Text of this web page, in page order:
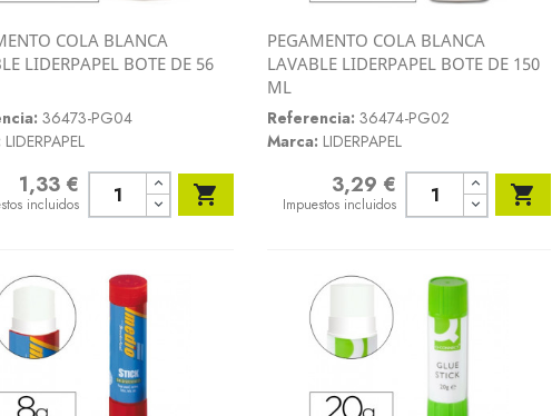
Vista rápida
COLA BLANCA
LIDERPAPEL BOTE DE 56
36473-PG04
LIDERPAPEL
1,33 €
incluidos 
Vista rápida
PEGAMENTO COLA BLANCA
LAVABLE LIDERPAPEL BOTE DE 150
ML
Referencia: 36474-PG02
Marca: LIDERPAPEL
3,29 €
Impuestos incluidos 